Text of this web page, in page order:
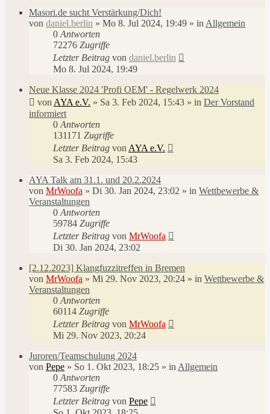
Masori.de sucht Verstärkung/Dich!
von daniel.berlin » Mo 8. Jul 2024, 19:49 » in Allgemein
0 Antworten
72276 Zugriffe
Letzter Beitrag von daniel.berlin
Mo 8. Jul 2024, 19:49
Neue Klasse 2024 'Profi OEM' - Regelwerk 2024
von AYA e.V. » Sa 3. Feb 2024, 15:43 » in Der Vorstand
informiert
0 Antworten
131171 Zugriffe
Letzter Beitrag von AYA e.V.
Sa 3. Feb 2024, 15:43
AYA Talk am 31.1. und 20.2.2024
von MrWoofa » Di 30. Jan 2024, 23:02 » in Wettbewerbe &
Veranstaltungen
0 Antworten
59784 Zugriffe
Letzter Beitrag von MrWoofa
Di 30. Jan 2024, 23:02
[2.12.2023] Klangfuzzitreffen in Bremen
von MrWoofa » Mi 29. Nov 2023, 20:24 » in Wettbewerbe &
Veranstaltungen
0 Antworten
60114 Zugriffe
Letzter Beitrag von MrWoofa
Mi 29. Nov 2023, 20:24
Juroren/Teamschulung 2024
von Pepe » So 1. Okt 2023, 18:25 » in Allgemein
0 Antworten
77583 Zugriffe
Letzter Beitrag von Pepe